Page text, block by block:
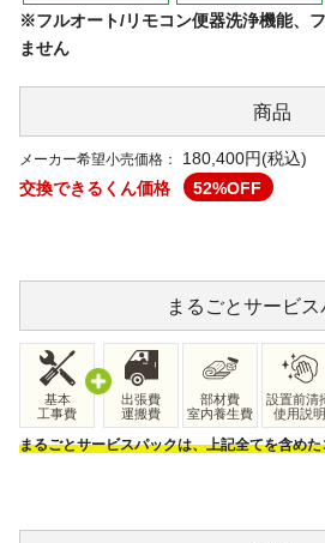
※フルオート/リモコン便器洗浄機能、
ません
商品
メーカー希望小売価格：
180,400円(税込)
交換できるくん価格
52%OFF
まるごとサービス
基本
工事費
出張費
運搬費
部材費
室内養生費
設置前清
使用説明
まるごとサービスパックは、上記全てを含め